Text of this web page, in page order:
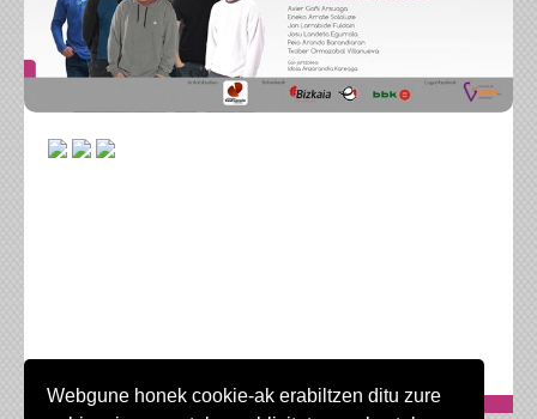
Webgune honek cookie-ak erabiltzen ditu zure